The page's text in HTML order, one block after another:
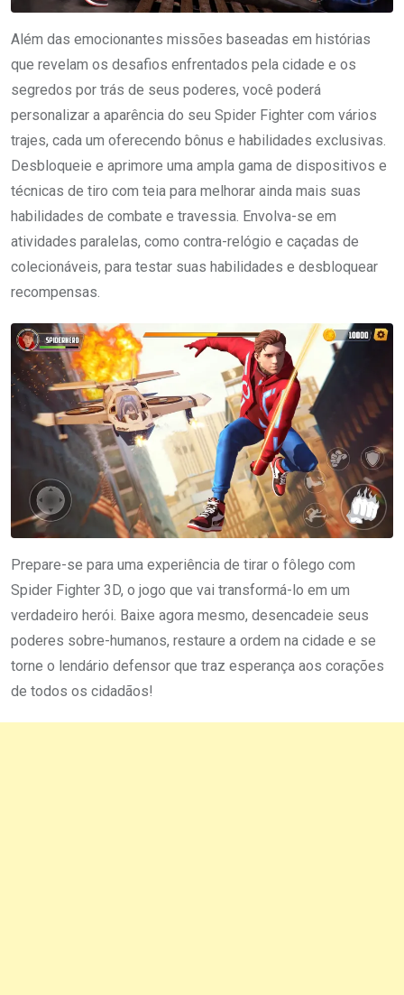
Além das emocionantes missões baseadas em histórias
que revelam os desafios enfrentados pela cidade e os
segredos por trás de seus poderes, você poderá
personalizar a aparência do seu Spider Fighter com vários
trajes, cada um oferecendo bônus e habilidades exclusivas.
Desbloqueie e aprimore uma ampla gama de dispositivos e
técnicas de tiro com teia para melhorar ainda mais suas
habilidades de combate e travessia. Envolva-se em
atividades paralelas, como contra-relógio e caçadas de
colecionáveis, para testar suas habilidades e desbloquear
recompensas.
Prepare-se para uma experiência de tirar o fôlego com
Spider Fighter 3D, o jogo que vai transformá-lo em um
verdadeiro herói. Baixe agora mesmo, desencadeie seus
poderes sobre-humanos, restaure a ordem na cidade e se
torne o lendário defensor que traz esperança aos corações
de todos os cidadãos!